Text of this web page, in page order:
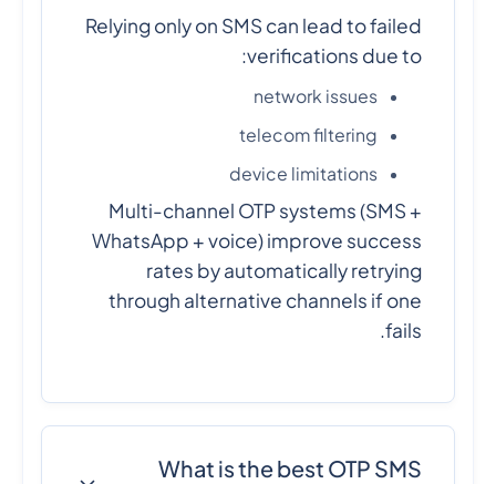
Relying only on SMS can lead to failed
verifications due to:
network issues
telecom filtering
device limitations
Multi-channel OTP systems (SMS +
WhatsApp + voice) improve success
rates by automatically retrying
through alternative channels if one
fails.
What is the best OTP SMS